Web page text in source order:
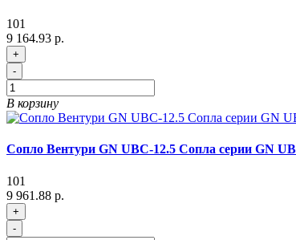
101
9 164.93 р.
+
-
В корзину
Сопло Вентури GN UBC-12.5 Сопла серии GN
101
9 961.88 р.
+
-